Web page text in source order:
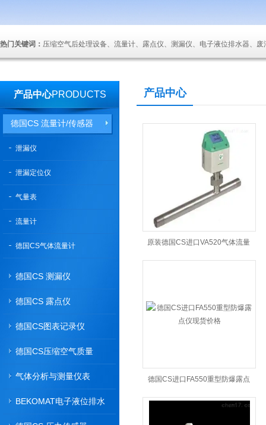
热门关键词： 压缩空气后处理设备、流量计、露点仪、测漏仪、电子液位排水器、
产品中心PRODUCTS
德国CS 流量计/传感器
泄漏仪
泄漏定位仪
气量表
流量计
德国CS气体流量计
德国CS 测漏仪
德国CS 露点仪
德国CS图表记录仪
德国CS压缩空气质量
气体分析与测量仪表
BEKOMAT电子液位排水
产品中心
原装德国CS进口VA520气体流量
德国CS进口FA550重型防爆露点
仪现货价格